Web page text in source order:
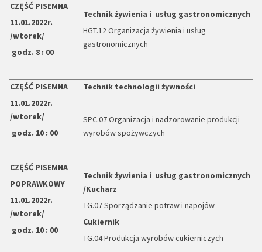
CZĘŚĆ PISEMNA
11.01.2022r.
/wtorek/
godz. 8 : 00
Technik żywienia i usług gastronomicznych
HGT.12 Organizacja żywienia i usług
gastronomicznych
CZĘŚĆ PISEMNA
11.01.2022r.
/wtorek/
godz. 10 : 00
Technik technologii żywności
SPC.07 Organizacja i nadzorowanie produkcji
wyrobów spożywczych
CZĘŚĆ PISEMNA
POPRAWKOWY
11.01.2022r.
/wtorek/
godz. 10 : 00
Technik żywienia i usług gastronomicznych
/Kucharz
TG.07 Sporządzanie potraw i napojów
Cukiernik
TG.04 Produkcja wyrobów cukierniczych